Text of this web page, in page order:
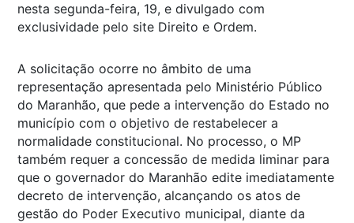
nesta segunda-feira, 19, e divulgado com
exclusividade pelo site Direito e Ordem.
A solicitação ocorre no âmbito de uma
representação apresentada pelo Ministério Público
do Maranhão, que pede a intervenção do Estado no
município com o objetivo de restabelecer a
normalidade constitucional. No processo, o MP
também requer a concessão de medida liminar para
que o governador do Maranhão edite imediatamente
decreto de intervenção, alcançando os atos de
gestão do Poder Executivo municipal, diante da